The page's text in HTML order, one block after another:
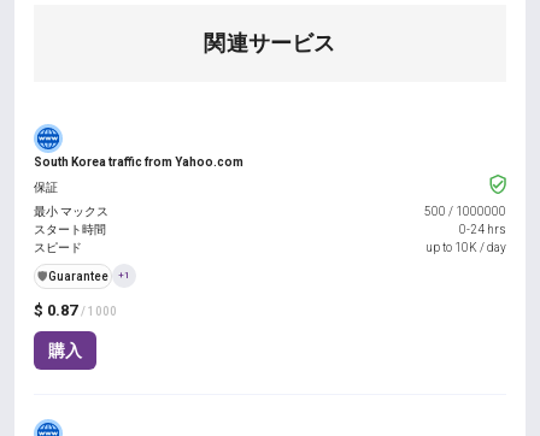
関連サービス
South Korea traffic from Yahoo.com
$ 0.87 / 1000
購入
保証
最小 マックス
500 / 1000000
スタート時間
0-24 hrs
スピード
up to 10K / day
️🛡️Guarantee +1